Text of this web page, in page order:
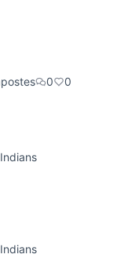
oficial
0 0